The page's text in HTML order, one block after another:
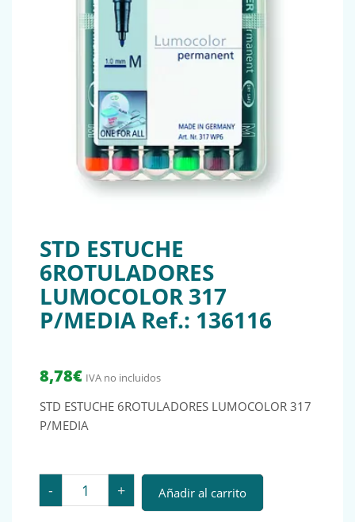
STD ESTUCHE
6ROTULADORES
LUMOCOLOR 317
P/MEDIA Ref.: 136116
8,78€ IVA no incluidos
STD ESTUCHE 6ROTULADORES LUMOCOLOR 317
P/MEDIA
- STD ESTUCHE 6ROTULADORES LUMOCOLOR 317 P/
+ Añadir al carrito